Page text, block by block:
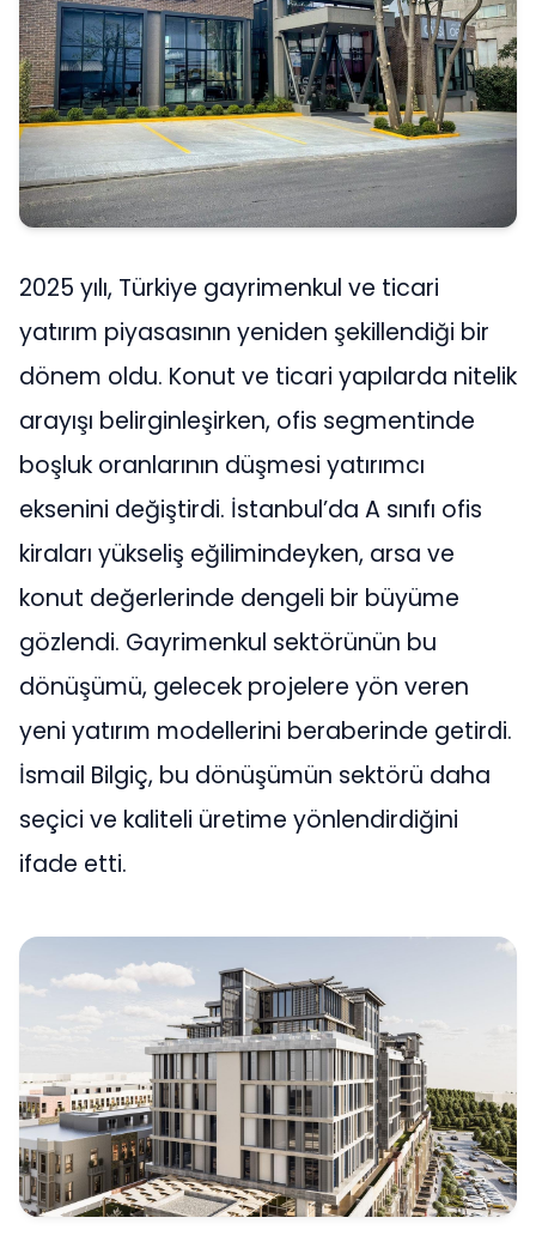
2025 yılı, Türkiye gayrimenkul ve ticari
yatırım piyasasının yeniden şekillendiği bir
dönem oldu. Konut ve ticari yapılarda nitelik
arayışı belirginleşirken, ofis segmentinde
boşluk oranlarının düşmesi yatırımcı
eksenini değiştirdi. İstanbul’da A sınıfı ofis
kiraları yükseliş eğilimindeyken, arsa ve
konut değerlerinde dengeli bir büyüme
gözlendi. Gayrimenkul sektörünün bu
dönüşümü, gelecek projelere yön veren
yeni yatırım modellerini beraberinde getirdi.
İsmail Bilgiç, bu dönüşümün sektörü daha
seçici ve kaliteli üretime yönlendirdiğini
ifade etti.